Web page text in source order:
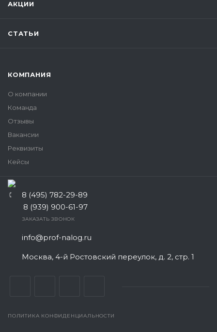
АКЦИИ
СТАТЬИ
КОМПАНИЯ
О компании
Команда
Отзывы
Вакансии
Реквизиты
Кейсы
8 (495) 782-29-89
8 (939) 900-61-97
ЗАКАЗАТЬ ЗВОНОК
info@prof-nalog.ru
Москва, 4-й Ростовский переулок, д. 2, стр. 1
ПОЛИТИКА КОНФИДЕНЦИАЛЬНОСТИ